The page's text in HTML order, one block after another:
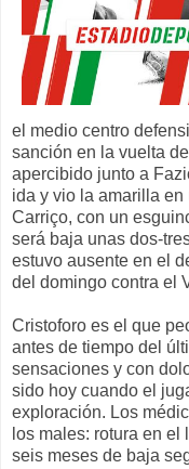
el medio centro
sanción en la vuelta
apercibido junto a
ida y vio la amarilla
Carriço, con un
será baja unas dos-
estuvo ausente en el
del domingo contra el
Cristoforo es el que
antes de tiempo del
sensaciones y con
sido hoy cuando el
exploración. Los
los males: rotura en
seis meses de baja